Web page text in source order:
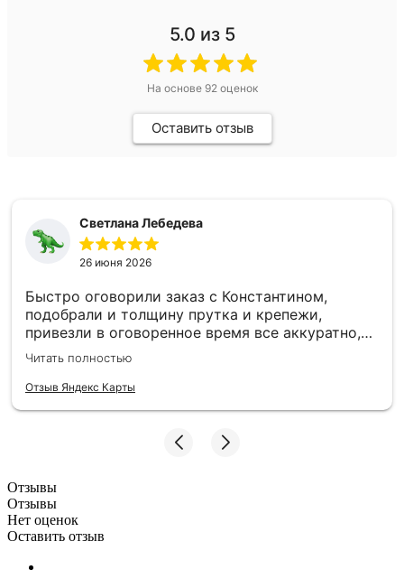
5.0 из 5
На основе 92 оценок
Оставить отзыв
Светлана Лебедева
26 июня 2026
Быстро оговорили заказ с Константином,
подобрали и толщину прутка и крепежи,
привезли в оговоренное время все аккуратно,
заборные пролеты теперь радуют глаз и ждут
монтажа. Единственное то, что при доставке не
було терминала, наличку, чтобы без сдачи найти
Читать полностью
Отзыв Яндекс Карты
Отзывы
Отзывы
Нет оценок
Оставить отзыв